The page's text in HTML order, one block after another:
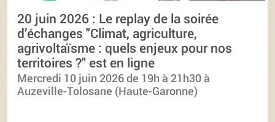
20 juin 2026 : Le replay de la soirée
d’échanges "Climat, agriculture,
agrivoltaïsme : quels enjeux pour nos
territoires ?" est en ligne
Mercredi 10 juin 2026 de 19h à 21h30 à
Auzeville-Tolosane (Haute-Garonne)